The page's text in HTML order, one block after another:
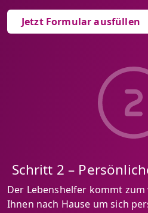
Jetzt Formular ausfüllen
Schritt 2 –
Der Lebenshelfer kommt
Ihnen nach Hause um sich